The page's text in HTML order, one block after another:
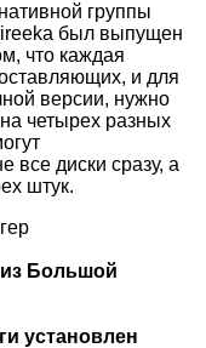
группы
был выпущен
что каждая
и для
версии, нужно
четырех разных
все диски сразу, а
штук.
Большой
установлен